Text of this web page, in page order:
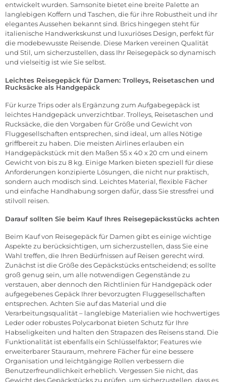
entwickelt wurden. Samsonite bietet eine breite Palette an
langlebigen Koffern und Taschen, die für ihre Robustheit und ihr
elegantes Aussehen bekannt sind. Brics hingegen steht für
italienische Handwerkskunst und luxuriöses Design, perfekt für
die modebewusste Reisende. Diese Marken vereinen Qualität
und Stil, um sicherzustellen, dass Ihr Reisegepäck so dynamisch
und vielseitig ist wie Sie selbst.
Leichtes Reisegepäck für Damen: Trolleys, Reisetaschen und
Rucksäcke als Handgepäck
Für kurze Trips oder als Ergänzung zum Aufgabegepäck ist
leichtes Handgepäck unverzichtbar. Trolleys, Reisetaschen und
Rucksäcke, die den Vorgaben für Größe und Gewicht von
Fluggesellschaften entsprechen, sind ideal, um alles Nötige
griffbereit zu haben. Die meisten Airlines erlauben ein
Handgepäckstück mit den Maßen 55 x 40 x 20 cm und einem
Gewicht von bis zu 8 kg. Einige Marken bieten speziell für diese
Anforderungen konzipierte Lösungen, die nicht nur praktisch,
sondern auch modisch sind. Leichtes Material, flexible Fächer
und einfache Handhabung sorgen dafür, dass Sie stressfrei und
stilvoll reisen.
Darauf sollten Sie beim Kauf Ihres Reisegepäcksstücks achten
Beim Kauf von Reisegepäck für Damen gibt es einige wichtige
Aspekte zu berücksichtigen, um sicherzustellen, dass Sie eine
Wahl treffen, die Ihren Bedürfnissen auf Reisen gerecht wird.
Zunächst ist die Größe des Gepäckstücks entscheidend; es sollte
groß genug sein, um alle notwendigen Gegenstände zu
verstauen, aber dennoch den Richtlinien für Handgepäck oder
aufgegebenes Gepäck Ihrer bevorzugten Fluggesellschaften
entsprechen. Achten Sie auf das Material und die
Verarbeitungsqualität – langlebige Materialien wie hochwertiges
Leder oder robustes Polycarbonat bieten Schutz für Ihre
Habseligkeiten und halten den Strapazen des Reisens stand. Die
Funktionalität ist ebenfalls ein Schlüsselfaktor; Features wie
erweiterbarer Stauraum, mehrere Fächer für eine bessere
Organisation und leichtgängige Rollen verbessern die
Benutzerfreundlichkeit erheblich. Vergessen Sie nicht, das
Gewicht des Gepäckstücks zu prüfen, um sicherzustellen, dass es